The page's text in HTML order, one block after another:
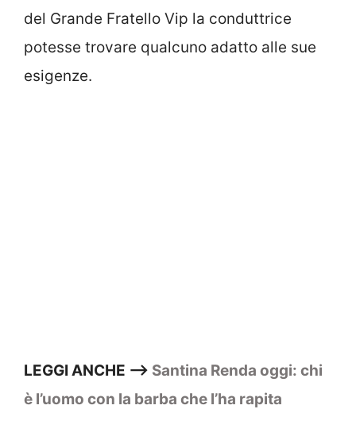
del Grande Fratello Vip la conduttrice
potesse trovare qualcuno adatto alle sue
esigenze.
LEGGI ANCHE –> Santina Renda oggi: chi
è l’uomo con la barba che l’ha rapita